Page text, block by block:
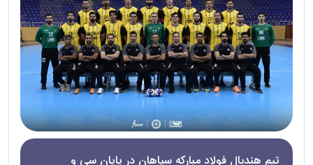
تیم هندبال فولاد مبارکه سپاهان در پایان سی و